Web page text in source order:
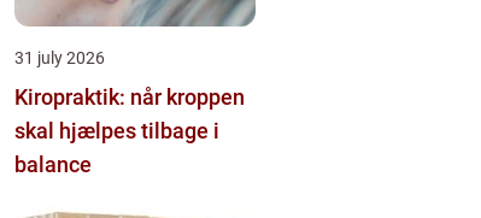
31 july 2026
Kiropraktik: når kroppen
skal hjælpes tilbage i
balance